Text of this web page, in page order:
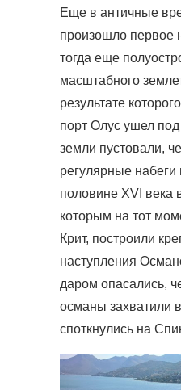
Еще в античные
произошло первое
тогда еще
масштабного
результате
порт Олус ушел
земли пустовали,
регулярные
половине ХVI века
которым на тот
Крит, построили
наступления
даром опасались,
османы захватили
споткнулись на